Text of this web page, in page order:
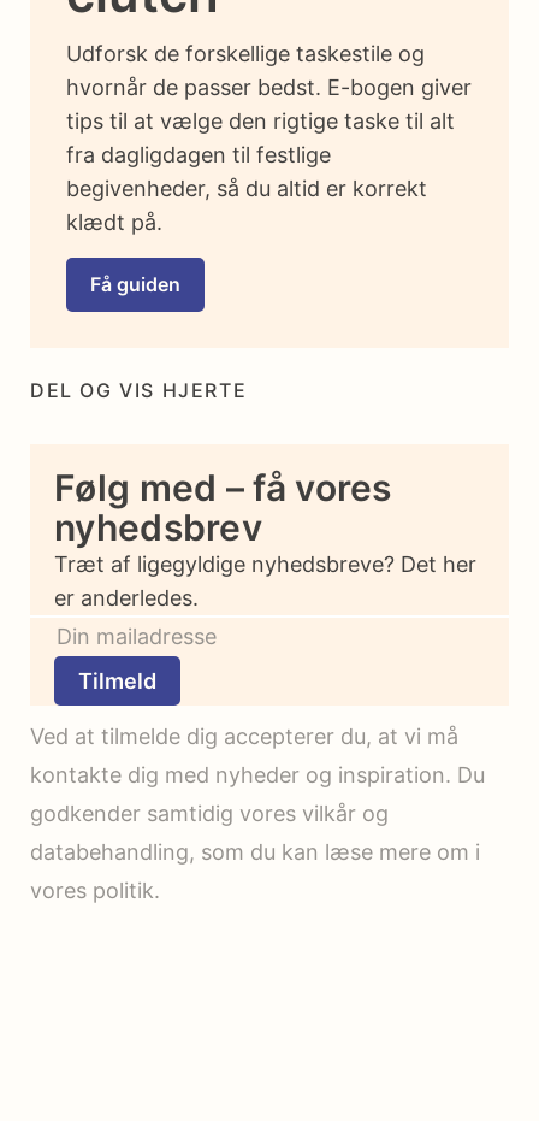
DEL OG VIS HJERTE
Følg med – få vores
nyhedsbrev
Træt af ligegyldige nyhedsbreve? Det her
er anderledes.
Tilmeld
Ved at tilmelde dig accepterer du, at vi må
kontakte dig med nyheder og inspiration. Du
godkender samtidig vores vilkår og
databehandling, som du kan læse mere om i
vores politik.
Udforsk de forskellige taskestile og
hvornår de passer bedst. E-bogen giver
tips til at vælge den rigtige taske til alt
fra dagligdagen til festlige
begivenheder, så du altid er korrekt
klædt på.
Få guiden